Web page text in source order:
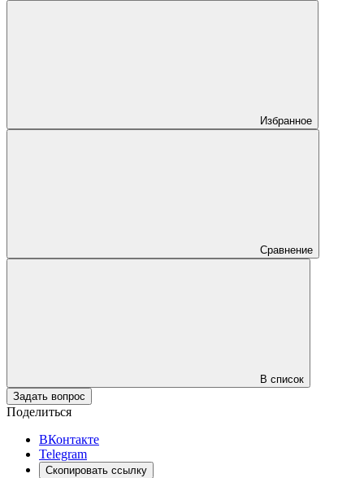
Избранное
Сравнение
В список
Задать вопрос
Поделиться
ВКонтакте
Telegram
Скопировать ссылку